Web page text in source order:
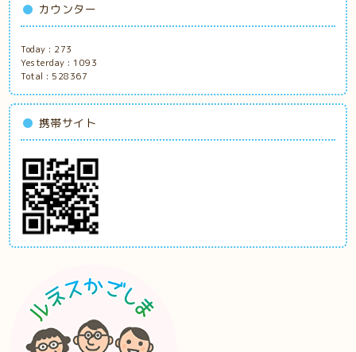
カウンター
Today : 273
Yesterday : 1093
Total : 528367
携帯サイト